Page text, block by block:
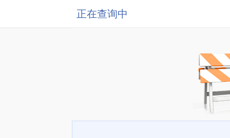
正在查询中